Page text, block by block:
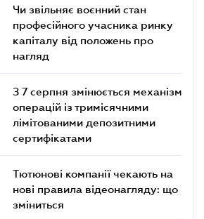
Чи звільняє воєнний стан
професійного учасника ринку
капіталу від положень про
нагляд
З 7 серпня змінюється механізм
операцій із тримісячними
лімітованими депозитними
сертифікатами
Тютюнові компанії чекають на
нові правила відеонагляду: що
зміниться